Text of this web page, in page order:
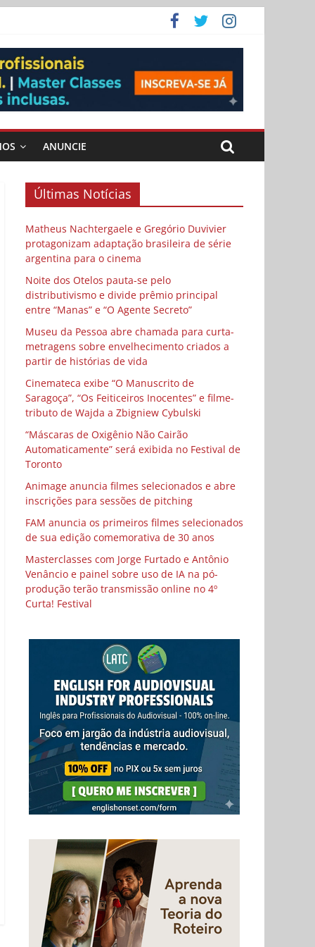
vida
ANUNCIE
Últimas Notícias
Matheus Nachtergaele e Gregório Duvivier
protagonizam adaptação brasileira de série
argentina para o cinema
Noite dos Otelos pauta-se pelo
distributivismo e divide prêmio principal
entre “Manas” e “O Agente Secreto”
Museu da Pessoa abre chamada para curta-
metragens sobre envelhecimento criados a
partir de histórias de vida
Cinemateca exibe “O Manuscrito de
Saragoça”, “Os Feiticeiros Inocentes” e filme-
tributo de Wajda a Zbigniew Cybulski
“Máscaras de Oxigênio Não Cairão
Automaticamente” será exibida no Festival de
Toronto
Animage anuncia filmes selecionados e abre
inscrições para sessões de pitching
FAM anuncia os primeiros filmes selecionados
de sua edição comemorativa de 30 anos
Masterclasses com Jorge Furtado e Antônio
Venâncio e painel sobre uso de IA na pó-
produção terão transmissão online no 4º
Curta! Festival